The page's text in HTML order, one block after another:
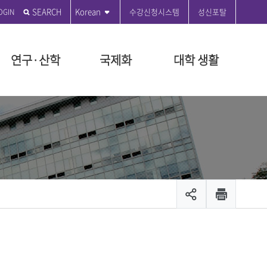
SEARCH Korean 수강신청시스템 성신포탈
2035
성신발자취
연혁
설립자 연표
학원
전문대학원
융합보안전문대학원
특수대학원
교육대학원
융합산업대학원
뷰티융합대학원
문화산업예술대학원
규정안내
세칙안내
등록금 안내
등록금 시행세칙 안내
등록금 납부안내
등록금 반환기준 안내
교육비 납입증명서 안내
연구·산학
연구윤리센터
국제화
국제교육원
대학 생활
의시설
설
리팀
성신커뮤니티
공지사항
수정대
온라인 민원
서식 자료실